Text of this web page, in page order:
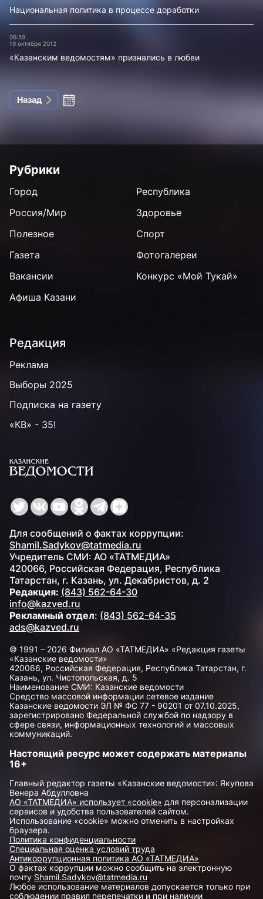
Национальная политика в процессе доработки
06:59
19 октября 2012
«Казанским ведомостям» признались в любви
Назад
Рубрики
Город
Республика
Россия/Мир
Здоровье
Полезное
Спорт
Газета
Фотогалереи
Вакансии
Конкурс «Мой Тукай»
Афиша Казани
Редакция
Реклама
Выборы 2025
Подписка на газету
«КВ» - 35!
Для сообщений о фактах коррупции:
Shamil.Sadykov@tatmedia.ru
Учредитель СМИ: АО «ТАТМЕДИА»
420066, Российская Федерация, Республика
Татарстан, г. Казань, ул. Декабристов, д. 2
Редакция: (843) 562-64-30
info@kazved.ru
Рекламный отдел: (843) 562-64-35
ads@kazved.ru
© 1991 – 2026 Филиал АО «ТАТМЕДИА» «Редакция газеты
«Казанские ведомости»
420066, Российская Федерация, Республика Татарстан, г.
Казань, ул. Чистопольская, д. 5
Наименование СМИ: Казанские ведомости
Средство массовой информации сетевое издание
Казанские ведомости ЭЛ № ФС 77 - 90201 от 07.10.2025,
зарегистрировано Федеральной службой по надзору в
сфере связи, информационных технологий и массовых
коммуникаций.
Настоящий ресурс может содержать материалы
16+
Главный редактор газеты «Казанские ведомости»: Якупова
Венера Абдулловна
АО «ТАТМЕДИА» использует «cookie» для персонализации
сервисов и удобства пользователей сайтом.
Использование «cookie» можно отменить в настройках
браузера.
Политика конфиденциальности
Специальная оценка условий труда
Антикоррупционная политика АО «ТАТМЕДИА»
О фактах коррупции можно сообщить на электронную
почту Shamil.Sadykov@tatmedia.ru
Любое использование материалов допускается только при
соблюдении правил перепечатки и при наличии